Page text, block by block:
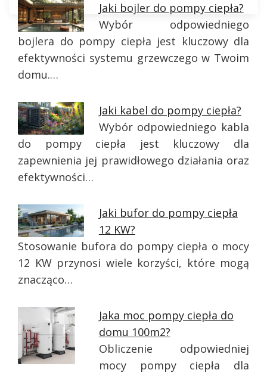
Jaki bojler do pompy ciepła?
Wybór odpowiedniego
bojlera do pompy ciepła jest kluczowy dla
efektywności systemu grzewczego w Twoim
domu.…
Jaki kabel do pompy ciepła?
Wybór odpowiedniego kabla
do pompy ciepła jest kluczowy dla
zapewnienia jej prawidłowego działania oraz
efektywności…
Jaki bufor do pompy ciepła
12 KW?
Stosowanie bufora do pompy ciepła o mocy
12 KW przynosi wiele korzyści, które mogą
znacząco…
Jaka moc pompy ciepła do
domu 100m2?
Obliczenie odpowiedniej
mocy pompy ciepła dla